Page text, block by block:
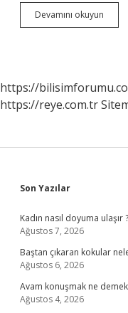
Devamını okuyun
Namazı
https://
https://reye.com.tr
Sidebar
Son Yazılar
Kadın nasıl doyuma ulaşır ?
Ağustos 7, 2026
Baştan çıkaran kokular
Ağustos 6, 2026
Avam konuşmak ne
Ağustos 4, 2026